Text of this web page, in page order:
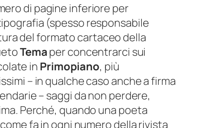
di pagine inferiore per
(spesso responsabile
del formato cartaceo della
Temaper concentrarci sui
inPrimopiano, più
– in qualche caso anche a firma
– saggi da non perdere,
Perché, quando una poeta
fa in ogni numero della rivista